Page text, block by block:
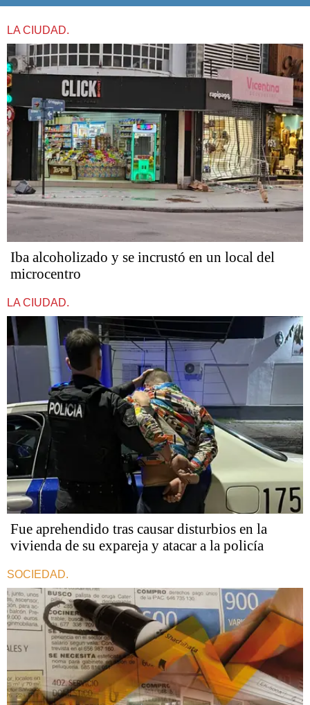
LA CIUDAD.
Iba alcoholizado y se incrustó en un local del
microcentro
LA CIUDAD.
Fue aprehendido tras causar disturbios en la
vivienda de su expareja y atacar a la policía
SOCIEDAD.